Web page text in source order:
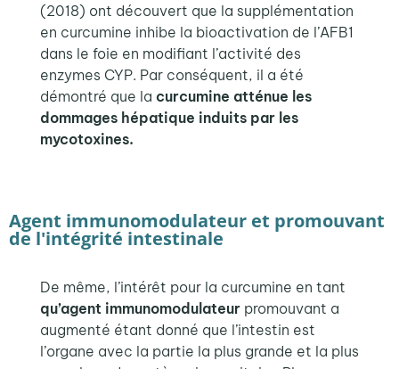
(2018) ont découvert que la supplémentation
en curcumine inhibe la bioactivation de l’AFB1
dans le foie en modifiant l’activité des
enzymes CYP. Par conséquent, il a été
démontré que la curcumine atténue les
dommages hépatique induits par les
mycotoxines.
Agent immunomodulateur et promouvant
de l'intégrité intestinale
De même, l’intérêt pour la curcumine en tant
qu’agent immunomodulateur promouvant a
augmenté étant donné que l’intestin est
l’organe avec la partie la plus grande et la plus